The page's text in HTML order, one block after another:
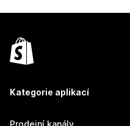
Kategorie aplikací
Prodejní kanály